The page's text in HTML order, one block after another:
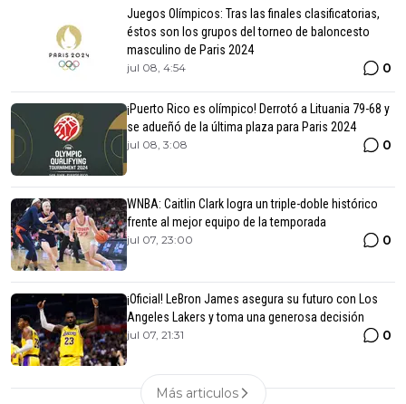
Juegos Olímpicos: Tras las finales clasificatorias,
éstos son los grupos del torneo de baloncesto
masculino de Paris 2024
jul 08, 4:54 0
¡Puerto Rico es olímpico! Derrotó a Lituania 79-68 y
se adueñó de la última plaza para Paris 2024
jul 08, 3:08 0
WNBA: Caitlin Clark logra un triple-doble histórico
frente al mejor equipo de la temporada
jul 07, 23:00 0
¡Oficial! LeBron James asegura su futuro con Los
Angeles Lakers y toma una generosa decisión
jul 07, 21:31 0
Más articulos